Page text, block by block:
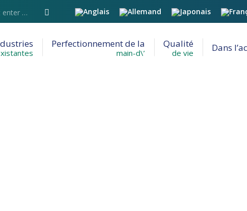
Perfectionnement de la
main-d\’
Qualité
de vie Dans